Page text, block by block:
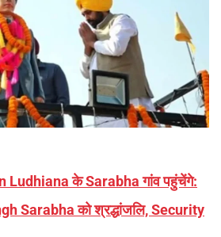
Ludhiana के Sarabha गांव पहुंचेंगे:
Sarabha को श्रद्धांजलि, Security